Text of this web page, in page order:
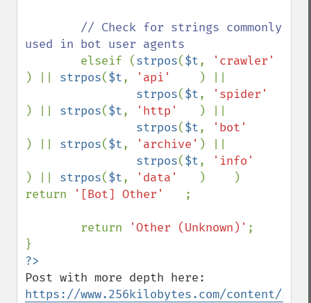
// Check for strings commonly
used in bot user agents
elseif (strpos($t,
) || strpos($t, 'api'
) ||
strpos($t,
) || strpos($t, 'http'
) ||
strpos($t,
) || strpos($t, 'archive' ) ||
strpos($t,
) || strpos($t, 'data'
)    )
return
'[Bot] Other' ;
        return
'Other (Unknown)' ;
https://www.256kilobytes.com/content/